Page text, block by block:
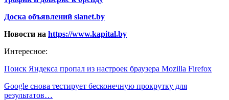
Доска объявлений slanet.by
Новости на https://www.kapital.by
Интересное:
Поиск Яндекса пропал из настроек браузера Mozilla Firefox
Google снова тестирует бесконечную прокрутку для
результатов…